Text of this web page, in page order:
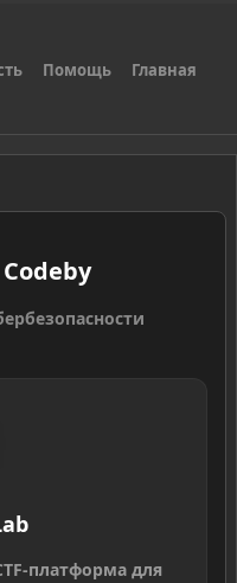
Помощь Главная
платформа для